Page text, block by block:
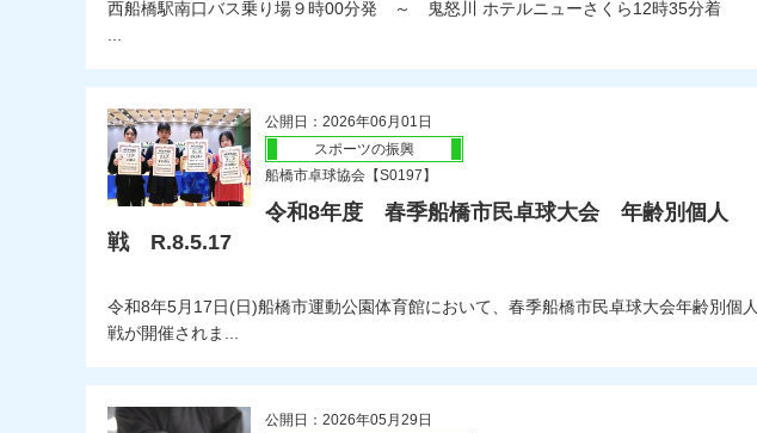
西船橋駅南口バス乗り場９時00分発 ～ 鬼怒川 ホテルニューさくら12時35分着
公開日：2026年06月01日
スポーツの振興
船橋市卓球協会【S0197】
令和8年度 春季船橋市民卓球大会 年齢別個人
戦 R.8.5.17
令和8年5月17日(日)船橋市運動公園体育館において、春季船橋市民卓球大会年齢別個人
戦が開催されま...
公開日：2026年05月29日